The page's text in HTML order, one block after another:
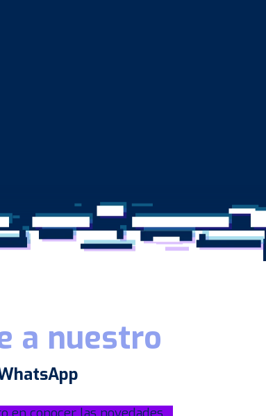
a nuestro